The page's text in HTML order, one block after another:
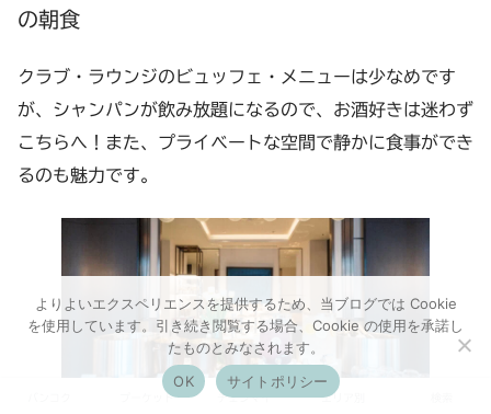
の朝食
クラブ・ラウンジのビュッフェ・メニューは少なめです
が、シャンパンが飲み放題になるので、お酒好きは迷わず
こちらへ！また、プライベートな空間で静かに食事ができ
るのも魅力です。
プーケット チェンマイ エリア別
よりよいエクスペリエンスを提供するため、当ブログでは Cookie
を使用しています。引き続き閲覧する場合、Cookie の使用を承諾し
たものとみなされます。
OK
サイトポリシー